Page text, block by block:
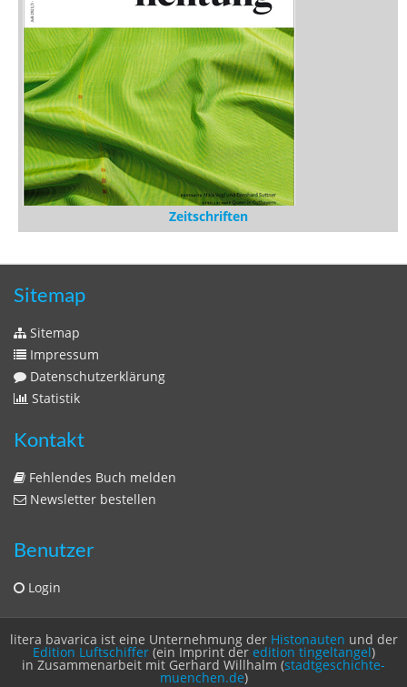
Zeitschriften
Sitemap
Sitemap
Impressum
Datenschutzerklärung
Statistik
Kontakt
Fehlendes Buch melden
Newsletter bestellen
Benutzer
Login
litera bavarica ist eine Unternehmung der Histonauten und der
Edition Luftschiffer(ein Imprint der edition tingeltangel)
in Zusammenarbeit mit Gerhard Willhalm (stadtgeschichte-
muenchen.de)